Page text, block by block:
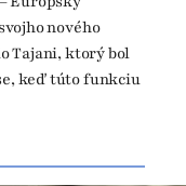
nového
Tajani, ktorý bol
keď túto funkciu